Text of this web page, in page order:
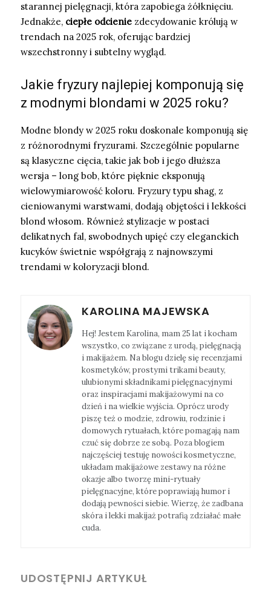
starannej pielęgnacji, która zapobiega żółknięciu.
Jednakże, ciepłe odcienie zdecydowanie królują w
trendach na 2025 rok, oferując bardziej
wszechstronny i subtelny wygląd.
Jakie fryzury najlepiej komponują się
z modnymi blondami w 2025 roku?
Modne blondy w 2025 roku doskonale komponują się
z różnorodnymi fryzurami. Szczególnie popularne
są klasyczne cięcia, takie jak bob i jego dłuższa
wersja – long bob, które pięknie eksponują
wielowymiarowość koloru. Fryzury typu shag, z
cieniowanymi warstwami, dodają objętości i lekkości
blond włosom. Również stylizacje w postaci
delikatnych fal, swobodnych upięć czy eleganckich
kucyków świetnie współgrają z najnowszymi
trendami w koloryzacji blond.
KAROLINA MAJEWSKA
Hej! Jestem Karolina, mam 25 lat i kocham
wszystko, co związane z urodą, pielęgnacją
i makijażem. Na blogu dzielę się recenzjami
kosmetyków, prostymi trikami beauty,
ulubionymi składnikami pielęgnacyjnymi
oraz inspiracjami makijażowymi na co
dzień i na wielkie wyjścia. Oprócz urody
piszę też o modzie, zdrowiu, rodzinie i
domowych rytuałach, które pomagają nam
czuć się dobrze ze sobą. Poza blogiem
najczęściej testuję nowości kosmetyczne,
układam makijażowe zestawy na różne
okazje albo tworzę mini-rytuały
pielęgnacyjne, które poprawiają humor i
dodają pewności siebie. Wierzę, że zadbana
skóra i lekki makijaż potrafią zdziałać małe
cuda.
UDOSTĘPNIJ ARTYKUŁ